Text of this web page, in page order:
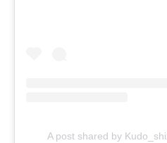
A post shared by